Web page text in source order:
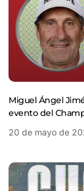
Miguel Ángel
evento del
20 de mayo de